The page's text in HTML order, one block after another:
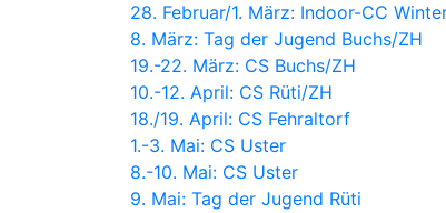
28. Februar/1. März: Indoor-CC
8. März: Tag der Jugend Buchs/ZH
19.-22. März: CS Buchs/ZH
10.-12. April: CS Rüti/ZH
18./19. April: CS Fehraltorf
1.-3. Mai: CS Uster
8.-10. Mai: CS Uster
9. Mai: Tag der Jugend Rüti